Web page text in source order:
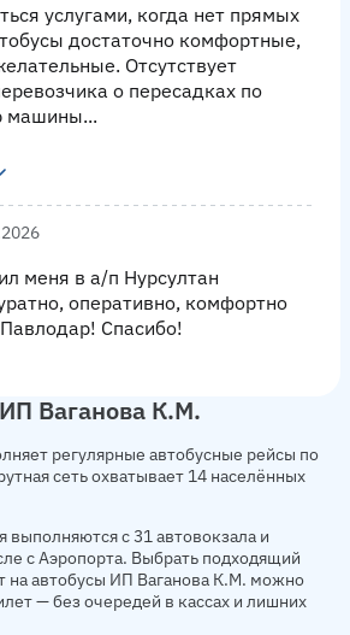
услугами, когда нет прямых
достаточно комфортные,
Отсутствует
о пересадках по
машины...
меня в а/п Нурсултан
оперативно, комфортно
Спасибо!
Ваганова К.М.
регулярные автобусные рейсы по
сеть охватывает 14 населённых
с 31 автовокзала и
с Аэропорта. Выбрать подходящий
на автобусы ИП Ваганова К.М. можно
— без очередей в кассах и лишних